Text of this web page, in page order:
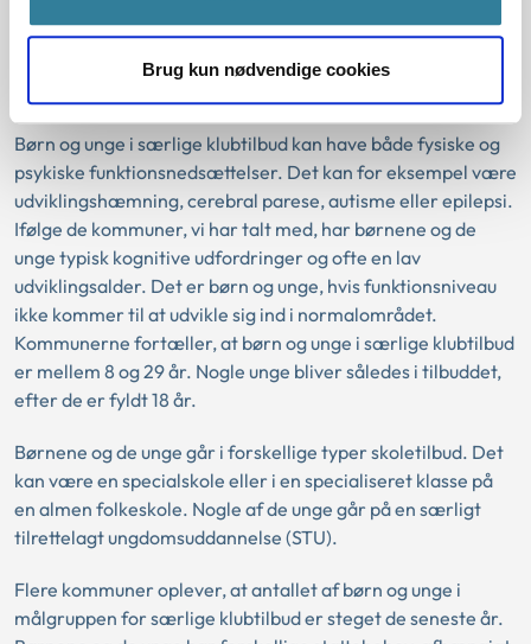
Brug kun nødvendige cookies
Børn og unge i særlige klubtilbud
Børn og unge i særlige klubtilbud kan have både fysiske og
psykiske funktionsnedsættelser. Det kan for eksempel være
udviklingshæmning, cerebral parese, autisme eller epilepsi.
Ifølge de kommuner, vi har talt med, har børnene og de
unge typisk kognitive udfordringer og ofte en lav
udviklingsalder. Det er børn og unge, hvis funktionsniveau
ikke kommer til at udvikle sig ind i normalområdet.
Kommunerne fortæller, at børn og unge i særlige klubtilbud
er mellem 8 og 29 år. Nogle unge bliver således i tilbuddet,
efter de er fyldt 18 år.
Børnene og de unge går i forskellige typer skoletilbud. Det
kan være en specialskole eller i en specialiseret klasse på
en almen folkeskole. Nogle af de unge går på en særligt
tilrettelagt ungdomsuddannelse (STU).
Flere kommuner oplever, at antallet af børn og unge i
målgruppen for særlige klubtilbud er steget de seneste år.